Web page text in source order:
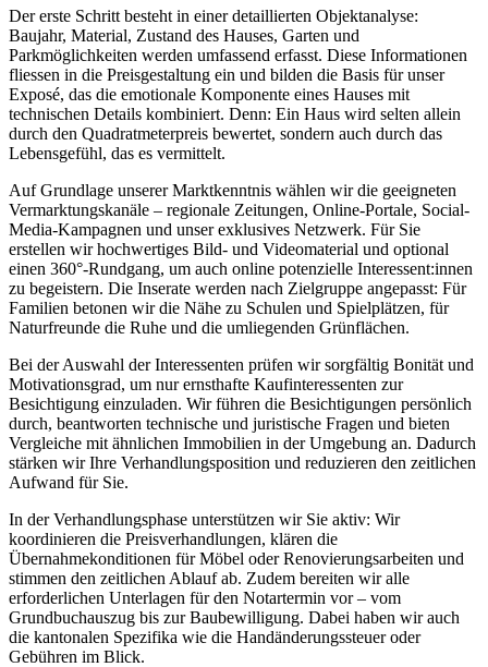
Der erste Schritt besteht in einer detaillierten Objektanalyse:
Baujahr, Material, Zustand des Hauses, Garten und
Parkmöglichkeiten werden umfassend erfasst. Diese Informationen
fliessen in die Preisgestaltung ein und bilden die Basis für unser
Exposé, das die emotionale Komponente eines Hauses mit
technischen Details kombiniert. Denn: Ein Haus wird selten allein
durch den Quadratmeterpreis bewertet, sondern auch durch das
Lebensgefühl, das es vermittelt.
Auf Grundlage unserer Marktkenntnis wählen wir die geeigneten
Vermarktungskanäle – regionale Zeitungen, Online-Portale, Social-
Media-Kampagnen und unser exklusives Netzwerk. Für Sie
erstellen wir hochwertiges Bild- und Videomaterial und optional
einen 360°-Rundgang, um auch online potenzielle Interessent:innen
zu begeistern. Die Inserate werden nach Zielgruppe angepasst: Für
Familien betonen wir die Nähe zu Schulen und Spielplätzen, für
Naturfreunde die Ruhe und die umliegenden Grünflächen.
Bei der Auswahl der Interessenten prüfen wir sorgfältig Bonität und
Motivationsgrad, um nur ernsthafte Kaufinteressenten zur
Besichtigung einzuladen. Wir führen die Besichtigungen persönlich
durch, beantworten technische und juristische Fragen und bieten
Vergleiche mit ähnlichen Immobilien in der Umgebung an. Dadurch
stärken wir Ihre Verhandlungsposition und reduzieren den zeitlichen
Aufwand für Sie.
In der Verhandlungsphase unterstützen wir Sie aktiv: Wir
koordinieren die Preisverhandlungen, klären die
Übernahmekonditionen für Möbel oder Renovierungsarbeiten und
stimmen den zeitlichen Ablauf ab. Zudem bereiten wir alle
erforderlichen Unterlagen für den Notartermin vor – vom
Grundbuchauszug bis zur Baubewilligung. Dabei haben wir auch
die kantonalen Spezifika wie die Handänderungssteuer oder
Gebühren im Blick.